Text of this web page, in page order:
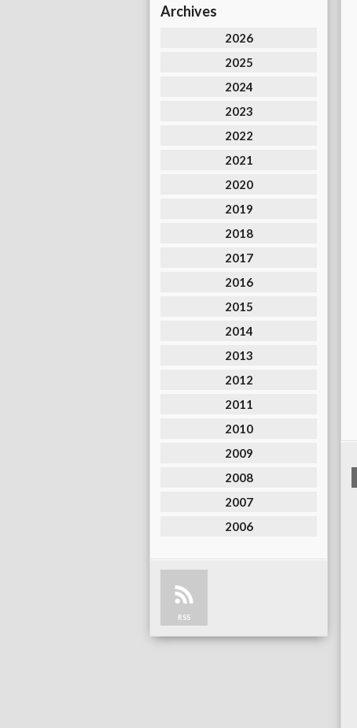
Archives
2026
2025
2024
2023
2022
2021
2020
2019
2018
2017
2016
2015
2014
2013
2012
2011
2010
2009
2008
2007
2006
RSS